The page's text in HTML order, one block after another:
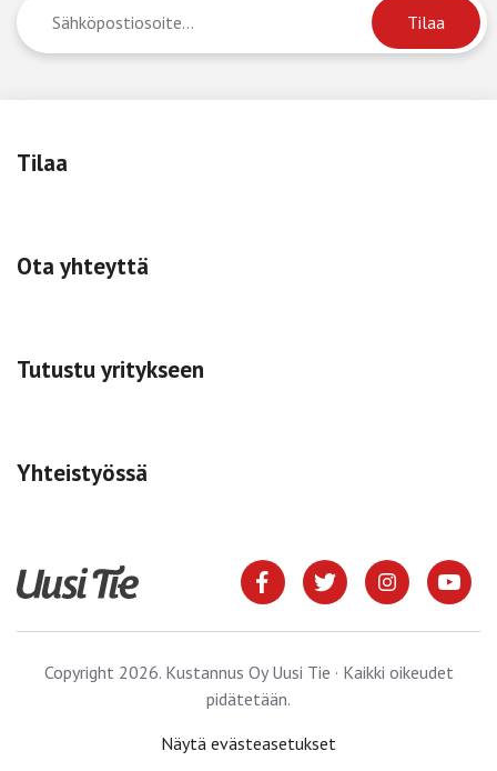
Tilaa
Ota yhteyttä
Tutustu yritykseen
Yhteistyössä
Copyright 2026. Kustannus Oy Uusi Tie · Kaikki oikeudet
pidätetään.
Näytä evästeasetukset